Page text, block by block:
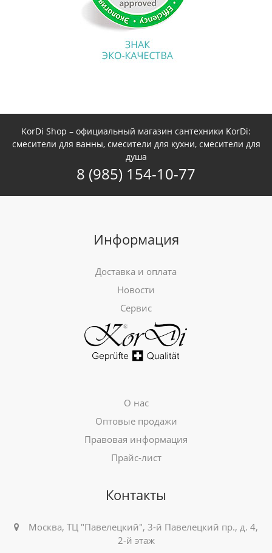
KorDi Shop – официальный магазин сантехники KorDi:
смесители для ванны, смесители для кухни, смесители для
душа
8 (985) 154-10-77
Информация
Доставка и оплата
Новости
Сервис
О нас
Оптовые продажи
Правовая информация
Прайс-лист
Контакты
Москва, ТЦ "Павелецкий", 3-й Павелецкий пр., д. 4,
2-й этаж